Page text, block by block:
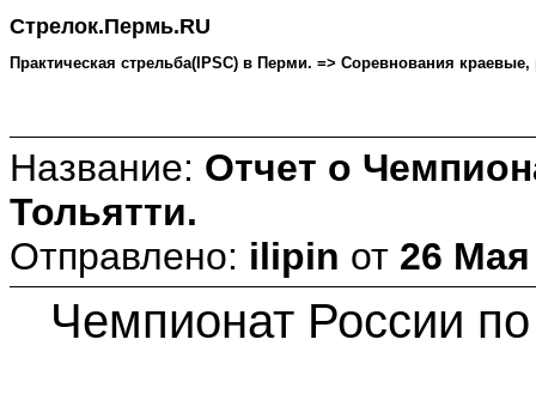
Стрелок.Пермь.RU
Практическая стрельба(IPSC) в Перми. => Соревнования
Название: Отчет о
Тольятти.
Отправлено: ilipin от 26 Мая
Чемпионат России